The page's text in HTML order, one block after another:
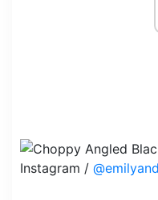
Instagram /